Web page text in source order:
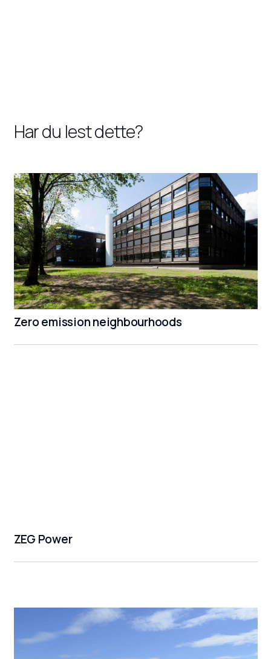
Har du lest dette?
Zero emission neighbourhoods
ZEG Power